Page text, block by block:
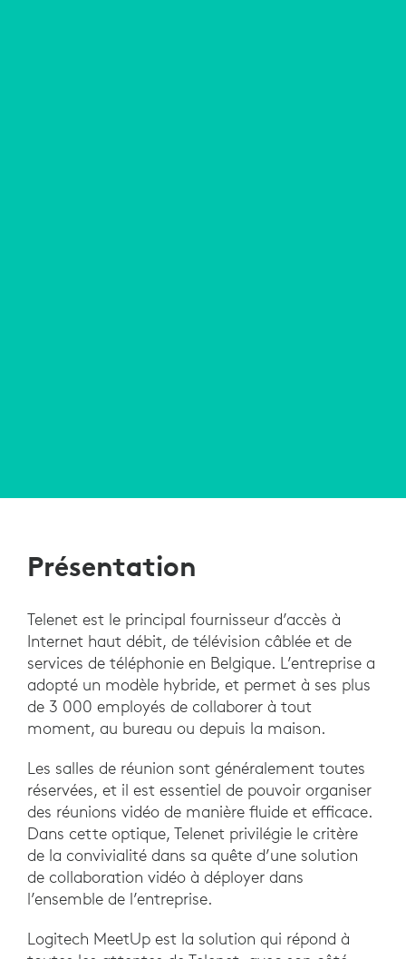
Présentation
Telenet est le principal fournisseur d’accès à
Internet haut débit, de télévision câblée et de
services de téléphonie en Belgique. L’entreprise a
adopté un modèle hybride, et permet à ses plus
de 3 000 employés de collaborer à tout
moment, au bureau ou depuis la maison.
Les salles de réunion sont généralement toutes
réservées, et il est essentiel de pouvoir organiser
des réunions vidéo de manière fluide et efficace.
Dans cette optique, Telenet privilégie le critère
de la convivialité dans sa quête d’une solution
de collaboration vidéo à déployer dans
l’ensemble de l’entreprise.
Logitech MeetUp est la solution qui répond à